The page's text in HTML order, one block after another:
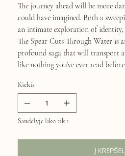
The journey ahead will be more
could have imagined. Both a
an intimate exploration of identity,
The Spear Cuts Through Water is
profound saga that will transport
like nothing you’ve ever read before.
Kiekis
Sandėlyje liko tik 1
Į